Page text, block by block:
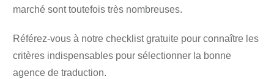
marché sont toutefois très nombreuses.
Référez-vous à notre checklist gratuite pour connaître les
critères indispensables pour sélectionner la bonne
agence de traduction.